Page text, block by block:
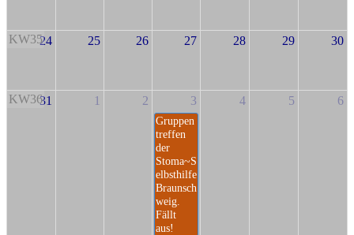
KW3524 25 26 27 28 29 30
KW3631 1 2 3
Gruppen
treffen
der
Stoma~S
elbsthilfe
Braunsch
weig.
Fällt
aus!
4 5 6